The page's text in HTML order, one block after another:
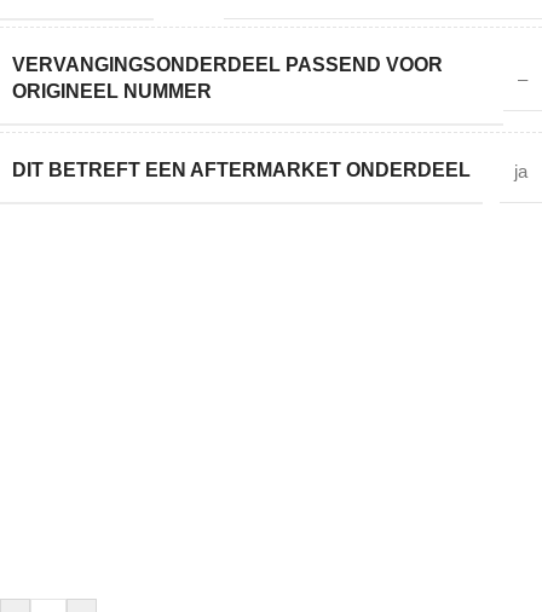
VERVANGINGSONDERDEEL PASSEND VOOR
ORIGINEEL NUMMER
–
DIT BETREFT EEN AFTERMARKET ONDERDEEL ja